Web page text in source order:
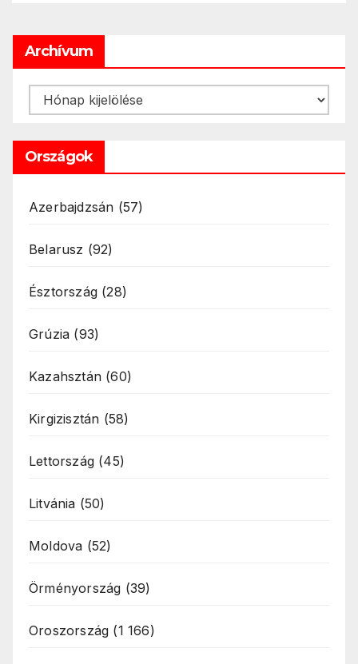
Archívum
Archívum
Országok
Azerbajdzsán (57)
Belarusz (92)
Észtország (28)
Grúzia (93)
Kazahsztán (60)
Kirgizisztán (58)
Lettország (45)
Litvánia (50)
Moldova (52)
Örményország (39)
Oroszország (1 166)